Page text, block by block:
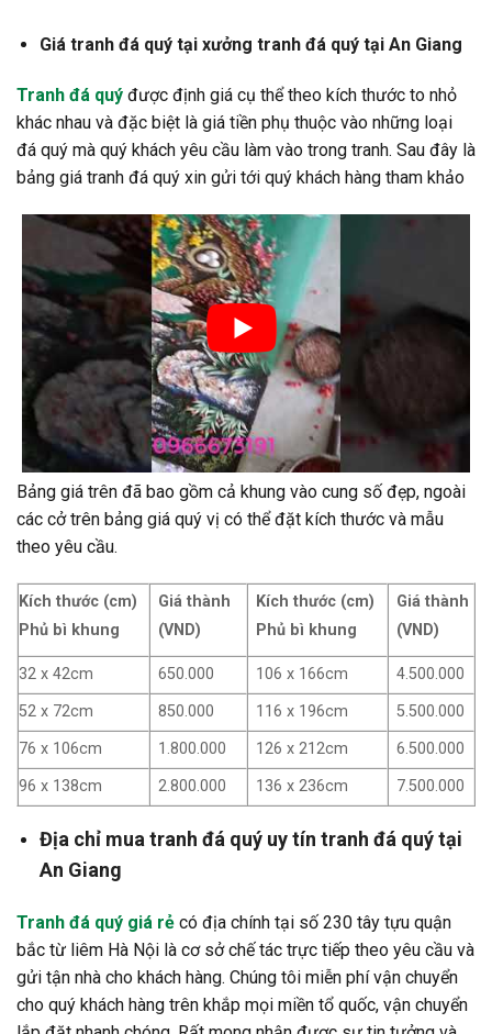
Giá tranh đá quý tại xưởng tranh đá quý tại An Giang
Tranh đá quý được định giá cụ thể theo kích thước to nhỏ
khác nhau và đặc biệt là giá tiền phụ thuộc vào những loại
đá quý mà quý khách yêu cầu làm vào trong tranh. Sau đây là
bảng giá tranh đá quý xin gửi tới quý khách hàng tham khảo
Bảng giá trên đã bao gồm cả khung vào cung số đẹp, ngoài
các cở trên bảng giá quý vị có thể đặt kích thước và mẫu
theo yêu cầu.
Kích thước (cm)
Phủ bì khung
Giá thành
(VND)
Kích thước (cm)
Phủ bì khung
Giá thành
(VND)
32 x 42cm 650.000 106 x 166cm
4.500.000
52 x 72cm
850.000 116 x 196cm
5.500.000
76 x 106cm
1.800.000 126 x 212cm
6.500.000
96 x 138cm
2.800.000 136 x 236cm 7.500.000
Địa chỉ mua tranh đá quý uy tín tranh đá quý tại
An Giang
Tranh đá quý giá rẻ có địa chính tại số 230 tây tựu quận
bắc từ liêm Hà Nội là cơ sở chế tác trực tiếp theo yêu cầu và
gửi tận nhà cho khách hàng. Chúng tôi miễn phí vận chuyển
cho quý khách hàng trên khắp mọi miền tổ quốc, vận chuyển